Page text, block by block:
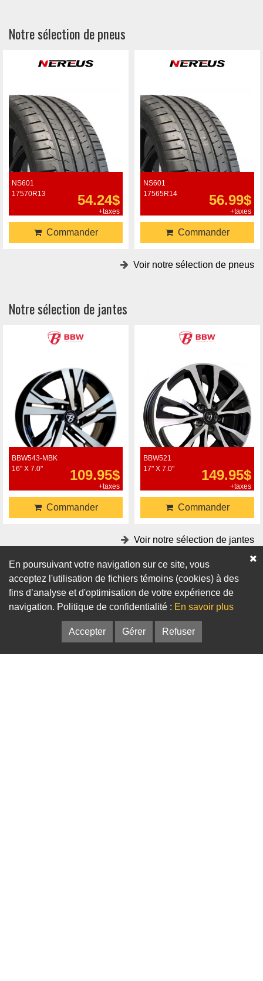
Notre sélection de pneus
NS601
17570R13
54.24$
+taxes
Commander
NS601
17565R14
56.99$
+taxes
Commander
Voir notre sélection de pneus
Notre sélection de jantes
BBW543-MBK
16" X 7.0"
109.95$
+taxes
Commander
BBW521
17" X 7.0"
149.95$
+taxes
Commander
Voir notre sélection de jantes
Accessoires
Adaptateurs Bagues de centrage
En poursuivant votre navigation sur ce site, vous
acceptez l'utilisation de fichiers témoins (cookies) à des
fins d’analyse et d'optimisation de votre expérience de
navigation. Politique de confidentialité : En savoir plus
Accepter Gérer Refuser